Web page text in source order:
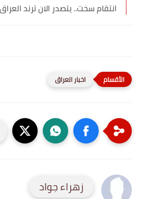
انتقام سخت.. يتصدر الان ترند
اخبار العراق
زهراء جواد